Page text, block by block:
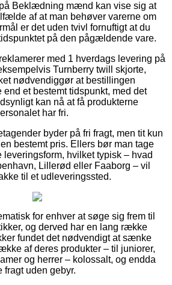
Beklædning mænd kan vise sig at
af at man behøver varerne om
er det uden tvivl fornuftigt at du
på den pågældende vare.
med 1 hverdags levering på
Turnberry twill skjorte,
nødvendiggør at bestillingen
et bestemt tidspunkt, med det
kan nå at få produkterne
har fri.
byder på fri fragt, men tit kun
bestemt pris. Ellers bør man tage
leveringsform, hvilket typisk – hvad
Lillerød eller Faaborg – vil
til et udleveringssted.
for enhver at søge sig frem til
og derved har en lang række
fundet det nødvendigt at sænke
af deres produkter – til juniorer,
og herrer – kolossalt, og endda
uden gebyr.